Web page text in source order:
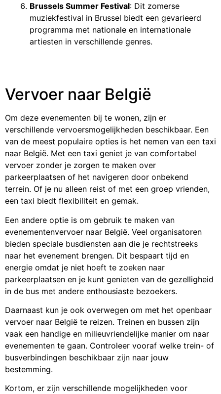
Brussels Summer Festival: Dit zomerse
muziekfestival in Brussel biedt een gevarieerd
programma met nationale en internationale
artiesten in verschillende genres.
Vervoer naar België
Om deze evenementen bij te wonen, zijn er
verschillende vervoersmogelijkheden beschikbaar. Een
van de meest populaire opties is het nemen van een taxi
naar België. Met een taxi geniet je van comfortabel
vervoer zonder je zorgen te maken over
parkeerplaatsen of het navigeren door onbekend
terrein. Of je nu alleen reist of met een groep vrienden,
een taxi biedt flexibiliteit en gemak.
Een andere optie is om gebruik te maken van
evenementenvervoer naar België. Veel organisatoren
bieden speciale busdiensten aan die je rechtstreeks
naar het evenement brengen. Dit bespaart tijd en
energie omdat je niet hoeft te zoeken naar
parkeerplaatsen en je kunt genieten van de gezelligheid
in de bus met andere enthousiaste bezoekers.
Daarnaast kun je ook overwegen om met het openbaar
vervoer naar België te reizen. Treinen en bussen zijn
vaak een handige en milieuvriendelijke manier om naar
evenementen te gaan. Controleer vooraf welke trein- of
busverbindingen beschikbaar zijn naar jouw
bestemming.
Kortom, er zijn verschillende mogelijkheden voor